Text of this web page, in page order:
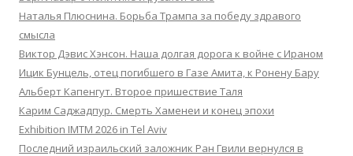
Наталья Плюснина. Борьба Трампа за победу здравого
смысла
Виктор Дэвис Хэнсон. Наша долгая дорога к войне с Ираном
Ицик Бунцель, отец погибшего в Газе Амита, к Ронену Бару
Альберт Капенгут. Второе пришествие Таля
Карим Саджадпур. Смерть Хаменеи и конец эпохи
Exhibition IMTM 2026 in Tel Aviv
Последний израильский заложник Ран Гвили вернулся в